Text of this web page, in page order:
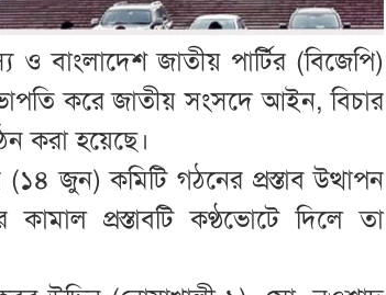
জাতীয় পার্টির (বিজেপি)
করে জাতীয় সংসদে আইন, বিচার
করা হয়েছে।
জুন) কমিটি গঠনের প্রস্তাব উত্থাপন
প্রস্তাবটি কণ্ঠভোটে দিলে তা